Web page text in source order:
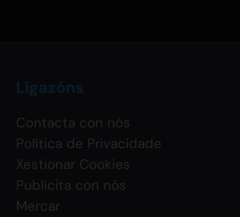
Ligazóns
Contacta con nós
Política de Privacidade
Xestionar Cookies
Publicita con nós
Mercar